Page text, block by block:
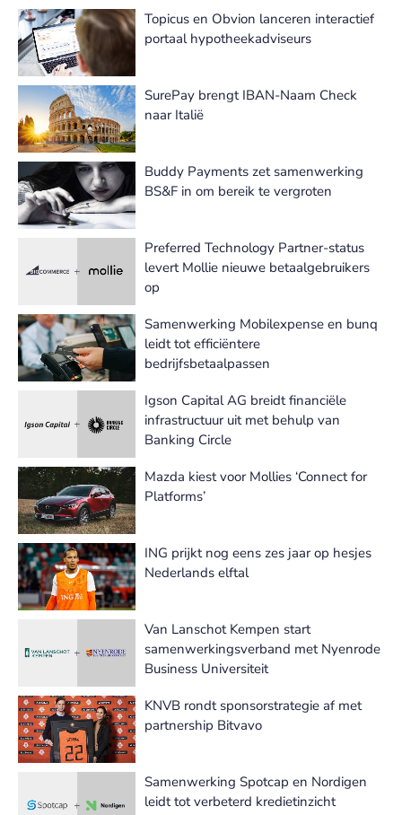
Topicus en Obvion lanceren interactief
portaal hypotheekadviseurs
SurePay brengt IBAN-Naam Check
naar Italië
Buddy Payments zet samenwerking
BS&F in om bereik te vergroten
Preferred Technology Partner-status
levert Mollie nieuwe betaalgebruikers
op
Samenwerking Mobilexpense en bunq
leidt tot efficiëntere
bedrijfsbetaalpassen
Igson Capital AG breidt financiële
infrastructuur uit met behulp van
Banking Circle
Mazda kiest voor Mollies ‘Connect for
Platforms’
ING prijkt nog eens zes jaar op hesjes
Nederlands elftal
Van Lanschot Kempen start
samenwerkingsverband met Nyenrode
Business Universiteit
KNVB rondt sponsorstrategie af met
partnership Bitvavo
Samenwerking Spotcap en Nordigen
leidt tot verbeterd kredietinzicht